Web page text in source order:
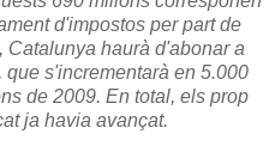
d'impostos per part de
Catalunya haurà d'abonar a
s'incrementarà en 5.000
de 2009. En total, els prop
ja havia avançat.